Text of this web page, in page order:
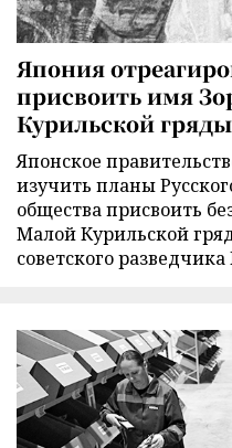
Япония
присвоить имя
Курильской гряды
Японское
изучить планы
общества присвоить
Малой Курильской
советского